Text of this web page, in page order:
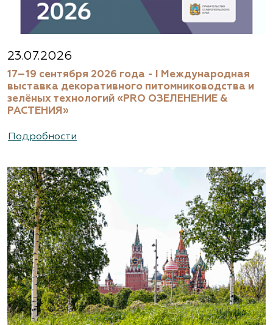
23.07.2026
17–19 сентября 2026 года - I Международная
выставка декоративного питомниководства и
зелёных технологий «PRO ОЗЕЛЕНЕНИЕ &
РАСТЕНИЯ»
Подробности